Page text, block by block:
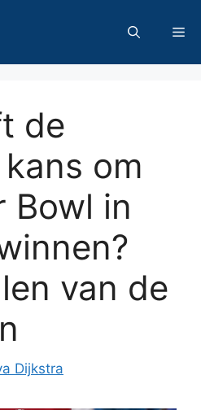
de
om
Bowl in
van de
Dijkstra